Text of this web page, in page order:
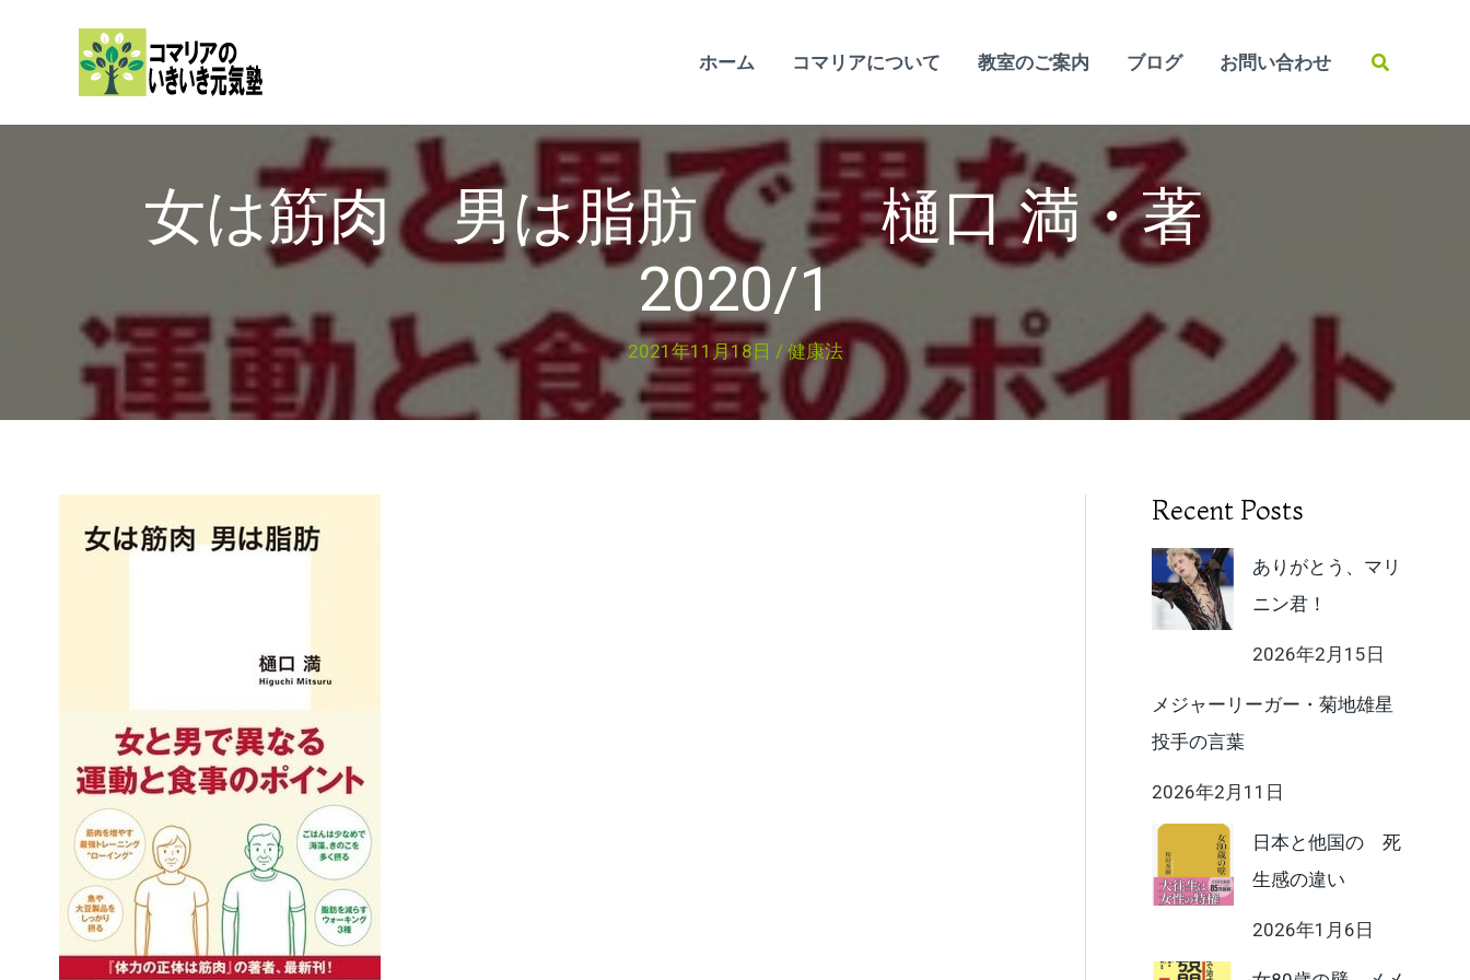
ホーム コマリアについて 教室のご案内 ブログ お問い合わせ
検
女は筋肉 男は脂肪 樋口 満・著
2020/1
2021年11月18日 /健康法
Recent Posts
ありがとう、マリ
ニン君！
2026年2月15日
メジャーリーガー・菊地雄星
投手の言葉
2026年2月11日
日本と他国の 死
生感の違い
2026年1月6日